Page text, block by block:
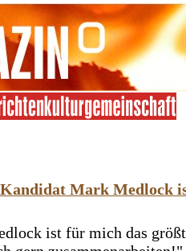
Mark Medlock
ist für mich das